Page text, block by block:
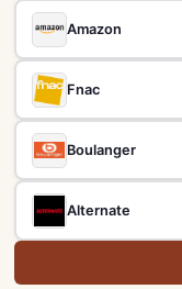
Amazon
Fnac
Boulanger
Alternate